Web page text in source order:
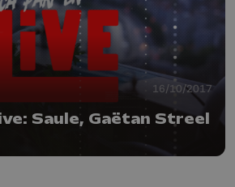
16/10/2017
Saule, Gaëtan Streel